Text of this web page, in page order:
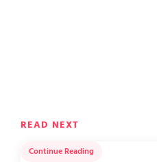
READ NEXT
Continue Reading